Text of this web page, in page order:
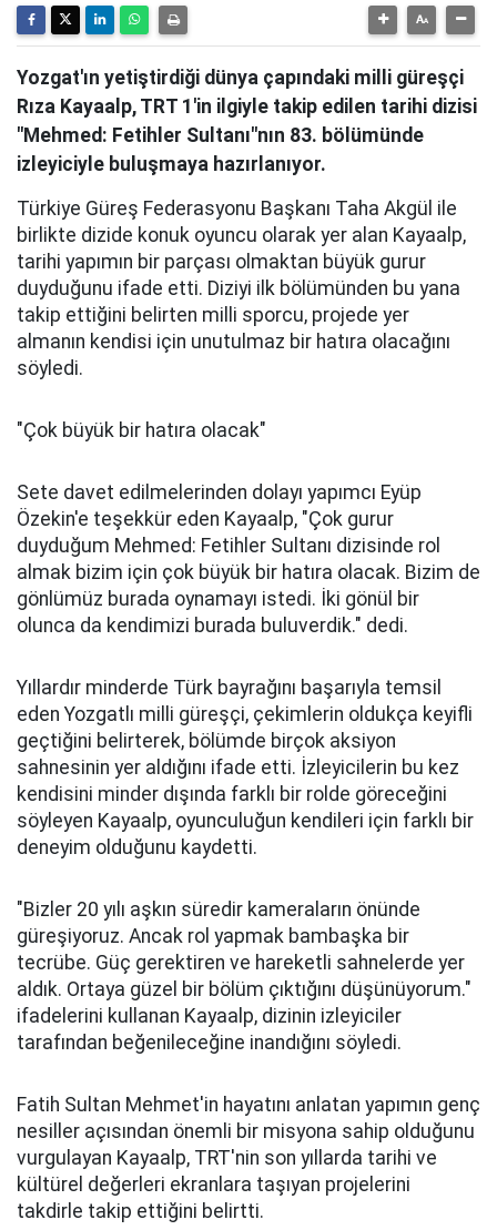
Yozgat'ın yetiştirdiği dünya çapındaki milli güreşçi
Rıza Kayaalp, TRT 1'in ilgiyle takip edilen tarihi dizisi
"Mehmed: Fetihler Sultanı"nın 83. bölümünde
izleyiciyle buluşmaya hazırlanıyor.
Türkiye Güreş Federasyonu Başkanı Taha Akgül ile
birlikte dizide konuk oyuncu olarak yer alan Kayaalp,
tarihi yapımın bir parçası olmaktan büyük gurur
duyduğunu ifade etti. Diziyi ilk bölümünden bu yana
takip ettiğini belirten milli sporcu, projede yer
almanın kendisi için unutulmaz bir hatıra olacağını
söyledi.
"Çok büyük bir hatıra olacak"
Sete davet edilmelerinden dolayı yapımcı Eyüp
Özekin'e teşekkür eden Kayaalp, "Çok gurur
duyduğum Mehmed: Fetihler Sultanı dizisinde rol
almak bizim için çok büyük bir hatıra olacak. Bizim de
gönlümüz burada oynamayı istedi. İki gönül bir
olunca da kendimizi burada buluverdik." dedi.
Yıllardır minderde Türk bayrağını başarıyla temsil
eden Yozgatlı milli güreşçi, çekimlerin oldukça keyifli
geçtiğini belirterek, bölümde birçok aksiyon
sahnesinin yer aldığını ifade etti. İzleyicilerin bu kez
kendisini minder dışında farklı bir rolde göreceğini
söyleyen Kayaalp, oyunculuğun kendileri için farklı bir
deneyim olduğunu kaydetti.
"Bizler 20 yılı aşkın süredir kameraların önünde
güreşiyoruz. Ancak rol yapmak bambaşka bir
tecrübe. Güç gerektiren ve hareketli sahnelerde yer
aldık. Ortaya güzel bir bölüm çıktığını düşünüyorum."
ifadelerini kullanan Kayaalp, dizinin izleyiciler
tarafından beğenileceğine inandığını söyledi.
Fatih Sultan Mehmet'in hayatını anlatan yapımın genç
nesiller açısından önemli bir misyona sahip olduğunu
vurgulayan Kayaalp, TRT'nin son yıllarda tarihi ve
kültürel değerleri ekranlara taşıyan projelerini
takdirle takip ettiğini belirtti.